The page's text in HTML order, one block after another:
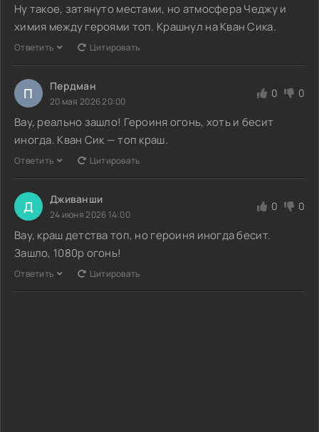
Ну такое, затянуто местами, но атмосфера Чеджу и
химия между героями топ. Крашнул на Кван Сика.
Ответить Цитировать
П Пердман
20 мая 2026 20:00
0 0
Вау, реально зашло! Героиня огонь, хоть и бесит
иногда. Кван Сик — топ краш.
Ответить Цитировать
Д Дживанши
24 июня 2026 14:00
0 0
Вау, краш детства топ, но героиня иногда бесит.
Зашло, 1080p огонь!
Ответить Цитировать